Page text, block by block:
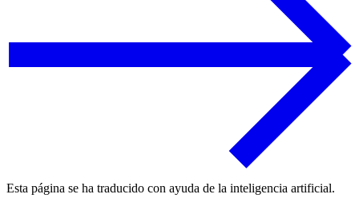
Esta página se ha traducido con ayuda de la inteligencia artificial.